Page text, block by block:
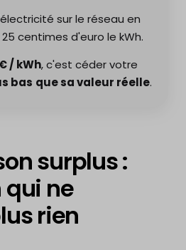
sur le réseau en
centimes d'euro le kWh.
/ kWh, c'est céder votre
bas que sa valeur réelle.
surplus :
ne
rien